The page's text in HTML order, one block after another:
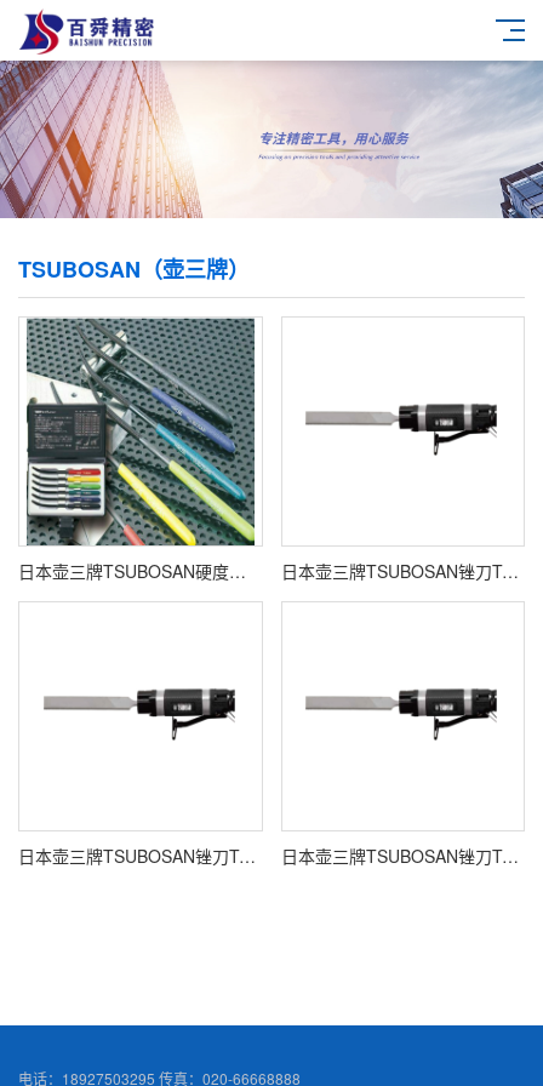
TSUBOSAN（壶三牌）
日本壶三牌TSUBOSAN硬度锉刀HRC40-65 日本壶三牌TSUBOSAN锉刀TAF-5000-L
日本壶三牌TSUBOSAN锉刀TAF-3700-M 日本壶三牌TSUBOSAN锉刀TAF-7500-S
电话：18927503295 传真：020-66668888